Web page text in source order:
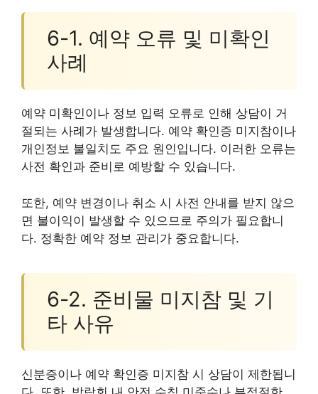
6-1. 예약 오류 및 미확인
사례
예약 미확인이나 정보 입력 오류로 인해 상담이 거
절되는 사례가 발생합니다. 예약 확인증 미지참이나
개인정보 불일치도 주요 원인입니다. 이러한 오류는
사전 확인과 준비로 예방할 수 있습니다.
또한, 예약 변경이나 취소 시 사전 안내를 받지 않으
면 불이익이 발생할 수 있으므로 주의가 필요합니
다. 정확한 예약 정보 관리가 중요합니다.
6-2. 준비물 미지참 및 기
타 사유
신분증이나 예약 확인증 미지참 시 상담이 제한됩니